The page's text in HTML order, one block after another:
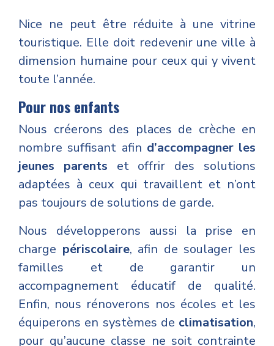
Nice ne peut être réduite à une vitrine
touristique. Elle doit redevenir une ville à
dimension humaine pour ceux qui y vivent
toute l’année.
Pour nos enfants
Nous créerons des places de crèche en
nombre suffisant afin d’accompagner les
jeunes parents et offrir des solutions
adaptées à ceux qui travaillent et n’ont
pas toujours de solutions de garde.
Nous développerons aussi la prise en
charge périscolaire, afin de soulager les
familles et de garantir un
accompagnement éducatif de qualité.
Enfin, nous rénoverons nos écoles et les
équiperons en systèmes de climatisation,
pour qu’aucune classe ne soit contrainte